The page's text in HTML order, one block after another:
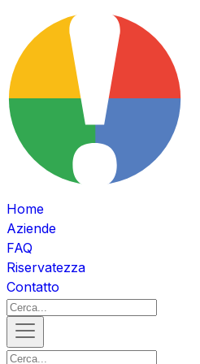
Home
Aziende
FAQ
Riservatezza
Contatto